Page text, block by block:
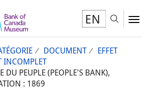
EN
DOCUMENT
EFFET
INCOMPLET
DU PEUPLE (PEOPLE'S BANK),
: 1869